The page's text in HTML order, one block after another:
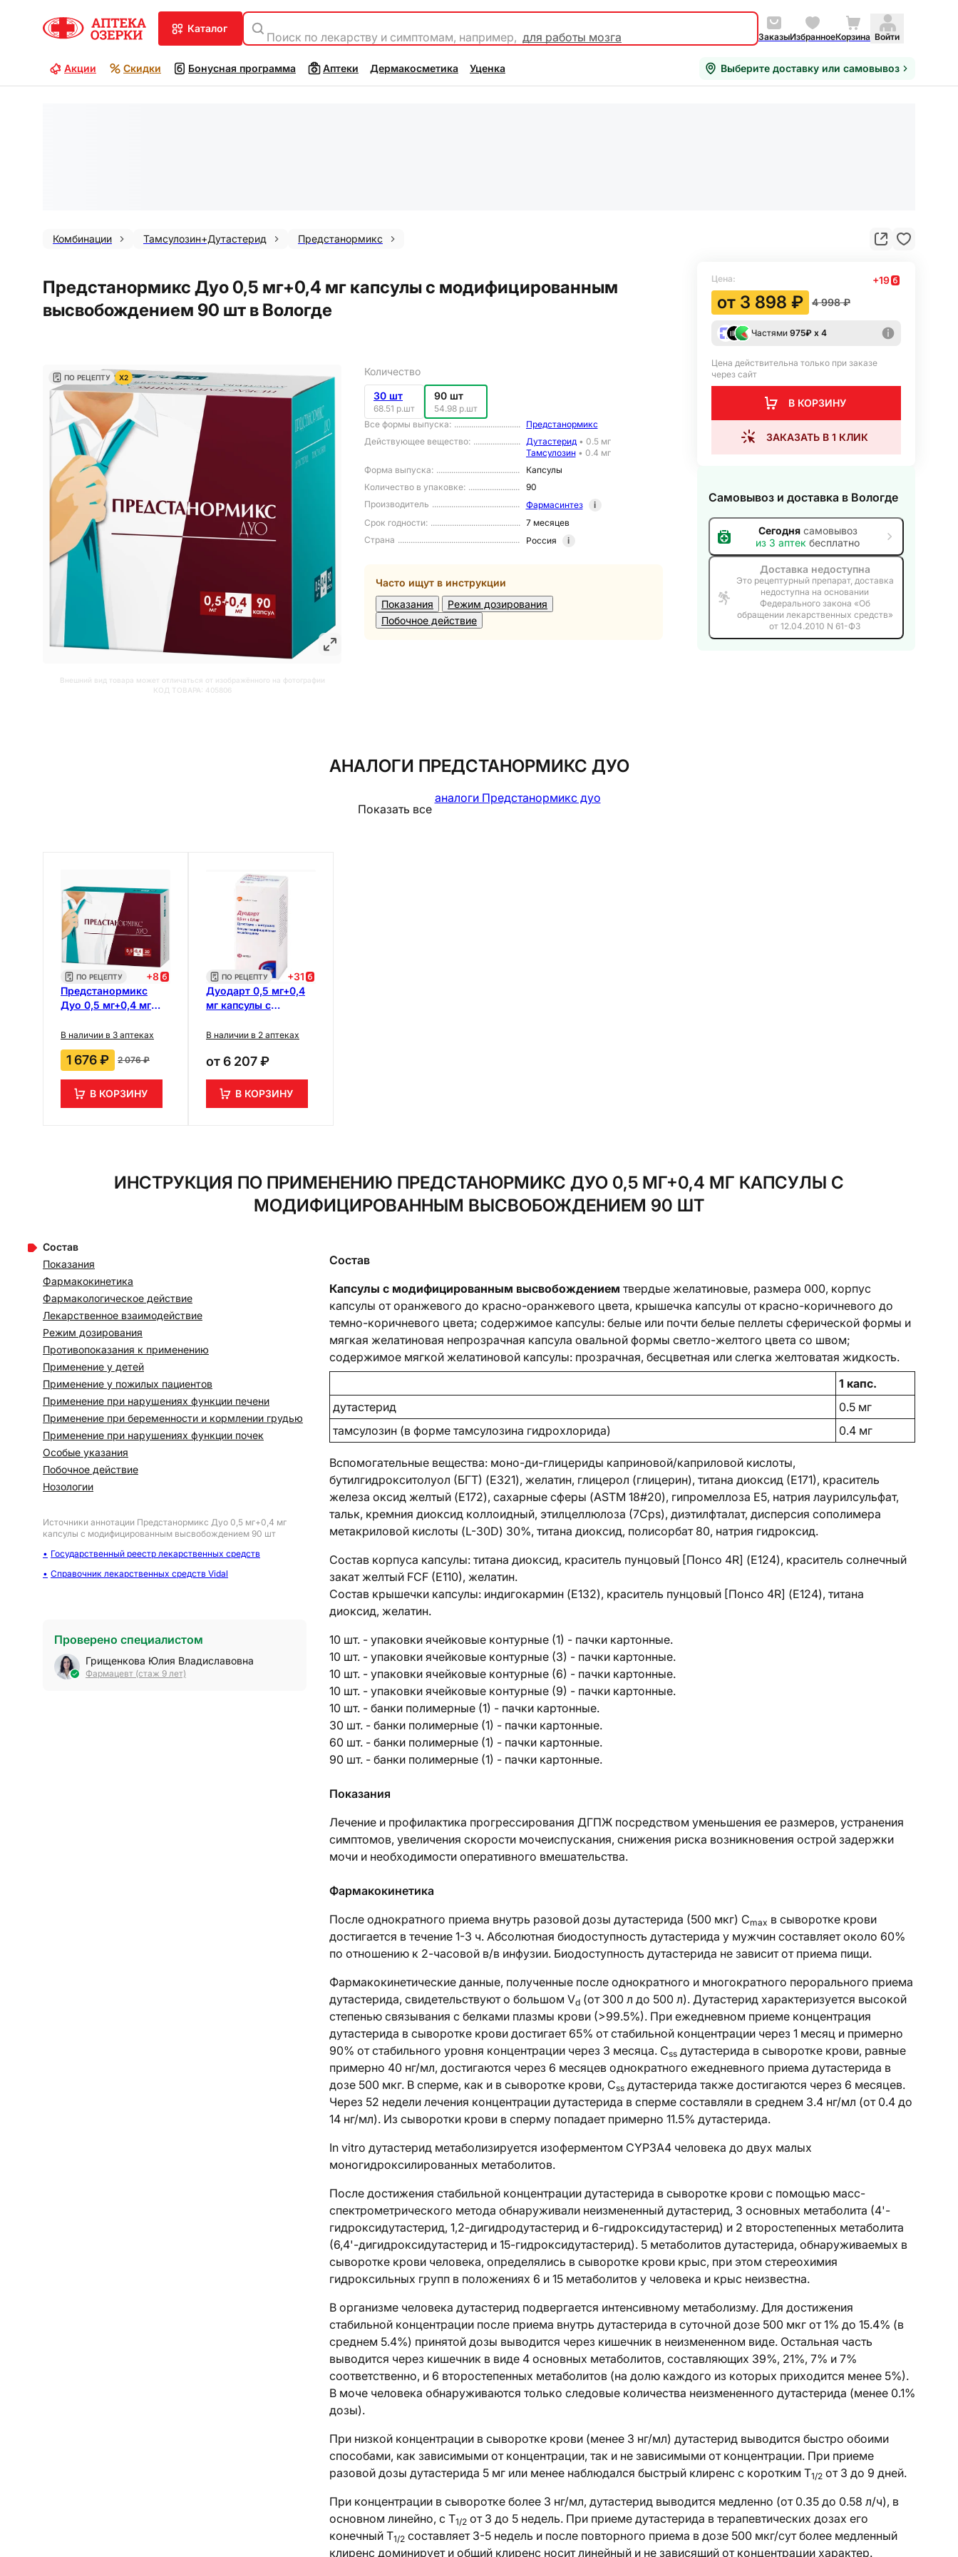
каталог
Поиск по лекарству и симптомам, например, для работы мозга ЗаказыИзбранноеКорзина Войти
Акции Скидки Бонусная программа Аптеки Дермакосметика Уценка Выберите доставку или самовывоз
Комбинации Тамсулозин+Дутастерид Предстанормикс
Предстанормикс Дуо 0,5 мг+0,4 мг капсулы с модифицированным
высвобождением 90 шт в Вологде
ПО РЕЦЕПТУ X2
Внешний вид товара может отличаться от изображённого на фотографии
КОД ТОВАРА: 405806
Количество
30 шт
68.51 р.шт
90 шт
54.98 р.шт
Все формы выпуска:
Предстанормикс
Действующее вещество: Дутастерид• 0.5 мг
Тамсулозин• 0.4 мг
Форма выпуска:
Капсулы
Количество в упаковке:
90
Производитель
Фармасинтез
i
Срок годности:
7 месяцев
Страна
Россия i
Часто ищут в инструкции
Показания
Режим дозирования
Побочное действие
Цена: +19
от 3 898 ₽ 4 998 ₽
Частями 975₽ х 4
Цена действительна только при заказе
через сайт
В КОРЗИНУ
ЗАКАЗАТЬ В 1 КЛИК
Самовывоз и доставка в Вологде
Сегоднясамовывоз
из 3 аптек бесплатно
Доставка недоступна
Это рецептурный препарат, доставка
недоступна на основании
Федерального закона «Об
обращении лекарственных средств»
от 12.04.2010 N 61-ФЗ
АНАЛОГИ ПРЕДСТАНОРМИКС ДУО
Показать все
аналоги Предстанормикс дуо
ПО РЕЦЕПТУ +8
Предстанормикс
Дуо 0,5 мг+0,4 мг
модифицированным
высвобождением 30
шт
В наличии в 3 аптеках
1 676 ₽ 2 076 ₽
В КОРЗИНУ
ПО РЕЦЕПТУ +31
Дуодарт 0,5 мг+0,4
мг капсулы с
высвобождением 90
В наличии в 2 аптеках
от6 207 ₽
В КОРЗИНУ
ИНСТРУКЦИЯ ПО ПРИМЕНЕНИЮ ПРЕДСТАНОРМИКС ДУО 0,5 МГ+0,4 МГ КАПСУЛЫ С
МОДИФИЦИРОВАННЫМ ВЫСВОБОЖДЕНИЕМ 90 ШТ
Состав
Показания
Фармакокинетика
Фармакологическое действие
Лекарственное взаимодействие
Режим дозирования
Противопоказания к применению
Применение у детей
Применение у пожилых пациентов
Применение при нарушениях функции печени
Применение при беременности и кормлении грудью
Применение при нарушениях функции почек
Особые указания
Побочное действие
Нозологии
Источники аннотации Предстанормикс Дуо 0,5 мг+0,4 мг
капсулы с модифицированным высвобождением 90 шт
Государственный реестр лекарственных средств
Справочник лекарственных средств Vidal
Проверено специалистом
Грищенкова Юлия Владиславовна
Фармацевт (стаж 9 лет)
Состав
Капсулы с модифицированным высвобождением твердые желатиновые, размера 000, корпус
капсулы от оранжевого до красно-оранжевого цвета, крышечка капсулы от красно-коричневого до
темно-коричневого цвета; содержимое капсулы: белые или почти белые пеллеты сферической формы и
мягкая желатиновая непрозрачная капсула овальной формы светло-желтого цвета со швом;
содержимое мягкой желатиновой капсулы: прозрачная, бесцветная или слегка желтоватая жидкость.
1 капс.
дутастерид
0.5 мг
тамсулозин (в форме тамсулозина гидрохлорида)
0.4 мг
Вспомогательные вещества: моно-ди-глицериды каприновой/каприловой кислоты,
бутилгидрокситолуол (БГТ) (E321), желатин, глицерол (глицерин), титана диоксид (Е171), краситель
железа оксид желтый (E172), сахарные сферы (ASTM 18#20), гипромеллоза E5, натрия лаурилсульфат,
тальк, кремния диоксид коллоидный, этилцеллюлоза (7Cps), диэтилфталат, дисперсия сополимера
метакриловой кислоты (L-30D) 30%, титана диоксид, полисорбат 80, натрия гидроксид.
Состав корпуса капсулы: титана диоксид, краситель пунцовый [Понсо 4R] (E124), краситель солнечный
закат желтый FCF (E110), желатин.
Состав крышечки капсулы: индигокармин (E132), краситель пунцовый [Понсо 4R] (E124), титана
диоксид, желатин.
10 шт. - упаковки ячейковые контурные (1) - пачки картонные.
10 шт. - упаковки ячейковые контурные (3) - пачки картонные.
10 шт. - упаковки ячейковые контурные (6) - пачки картонные.
10 шт. - упаковки ячейковые контурные (9) - пачки картонные.
10 шт. - банки полимерные (1) - пачки картонные.
30 шт. - банки полимерные (1) - пачки картонные.
60 шт. - банки полимерные (1) - пачки картонные.
90 шт. - банки полимерные (1) - пачки картонные.
Показания
Лечение и профилактика прогрессирования ДГПЖ посредством уменьшения ее размеров, устранения
симптомов, увеличения скорости мочеиспускания, снижения риска возникновения острой задержки
мочи и необходимости оперативного вмешательства.
Фармакокинетика
После однократного приема внутрь разовой дозы дутастерида (500 мкг) Cmax в сыворотке крови
достигается в течение 1-3 ч. Абсолютная биодоступность дутастерида у мужчин составляет около 60%
по отношению к 2-часовой в/в инфузии. Биодоступность дутастерида не зависит от приема пищи.
Фармакокинетические данные, полученные после однократного и многократного перорального приема
дутастерида, свидетельствуют о большом Vd (от 300 л до 500 л). Дутастерид характеризуется высокой
степенью связывания с белками плазмы крови (>99.5%). При ежедневном приеме концентрация
дутастерида в сыворотке крови достигает 65% от стабильной концентрации через 1 месяц и примерно
90% от стабильного уровня концентрации через 3 месяца. Css дутастерида в сыворотке крови, равные
примерно 40 нг/мл, достигаются через 6 месяцев однократного ежедневного приема дутастерида в
дозе 500 мкг. В сперме, как и в сыворотке крови, Css дутастерида также достигаются через 6 месяцев.
Через 52 недели лечения концентрации дутастерида в сперме составляли в среднем 3.4 нг/мл (от 0.4 до
14 нг/мл). Из сыворотки крови в сперму попадает примерно 11.5% дутастерида.
In vitro дутастерид метаболизируется изоферментом CYP3A4 человека до двух малых
моногидроксилированных метаболитов.
После достижения стабильной концентрации дутастерида в сыворотке крови с помощью масс-
спектрометрического метода обнаруживали неизмененный дутастерид, 3 основных метаболита (4'-
гидроксидутастерид, 1,2-дигидродутастерид и 6-гидроксидутастерид) и 2 второстепенных метаболита
(6,4'-дигидроксидутастерид и 15-гидроксидутастерид). 5 метаболитов дутастерида, обнаруживаемых в
сыворотке крови человека, определялись в сыворотке крови крыс, при этом стереохимия
гидроксильных групп в положениях 6 и 15 метаболитов у человека и крыс неизвестна.
В организме человека дутастерид подвергается интенсивному метаболизму. Для достижения
стабильной концентрации после приема внутрь дутастерида в суточной дозе 500 мкг от 1% до 15.4% (в
среднем 5.4%) принятой дозы выводится через кишечник в неизмененном виде. Остальная часть
выводится через кишечник в виде 4 основных метаболитов, составляющих 39%, 21%, 7% и 7%
соответственно, и 6 второстепенных метаболитов (на долю каждого из которых приходится менее 5%).
В моче человека обнаруживаются только следовые количества неизмененного дутастерида (менее 0.1%
дозы).
При низкой концентрации в сыворотке крови (менее 3 нг/мл) дутастерид выводится быстро обоими
способами, как зависимыми от концентрации, так и не зависимыми от концентрации. При приеме
разовой дозы дутастерида 5 мг или менее наблюдался быстрый клиренс с коротким Т1/2 от 3 до 9 дней.
При концентрации в сыворотке более 3 нг/мл, дутастерид выводится медленно (от 0.35 до 0.58 л/ч), в
основном линейно, с Т1/2 от 3 до 5 недель. При приеме дутастерида в терапевтических дозах его
конечный Т1/2 составляет 3-5 недель и после повторного приема в дозе 500 мкг/сут более медленный
клиренс доминирует и общий клиренс носит линейный и не зависящий от концентрации характер.